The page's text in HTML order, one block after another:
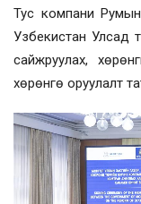
Тус компани
Узбекистан Улсад
сайжруулах,
хөрөнгө оруулалт